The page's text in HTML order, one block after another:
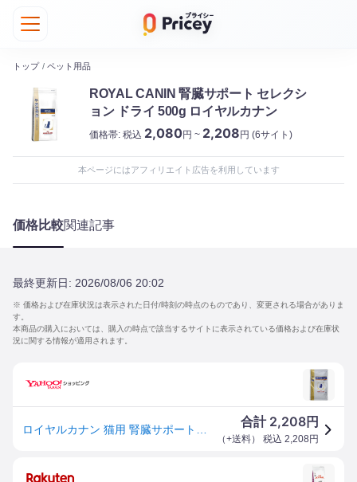
トップ / ペット用品
ROYAL CANIN 腎臓サポート セレクシ
ョン ドライ 500g ロイヤルカナン
価格帯: 税込 2,080円 ~ 2,208円 (6サイト)
本ページにはアフィリエイト広告を利用しています
価格比較関連記事
最終更新日: 2026/08/06 20:02
※ 価格および在庫状況は表示された日付/時刻の時点のものであり、変更される場合がありま
す。
本商品の購入においては、購入の時点で該当するサイトに表示されている価格および在庫状
況に関する情報が適用されます。
合計 2,208円
（+送料） 税込 2,208 円